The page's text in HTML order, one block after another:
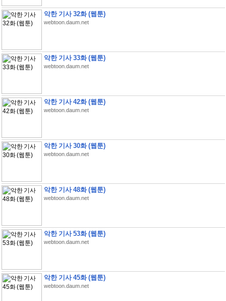
악한 기사 32화 (웹툰)
webtoon.daum.net
악한 기사 33화 (웹툰)
webtoon.daum.net
악한 기사 42화 (웹툰)
webtoon.daum.net
악한 기사 30화 (웹툰)
webtoon.daum.net
악한 기사 48화 (웹툰)
webtoon.daum.net
악한 기사 53화 (웹툰)
webtoon.daum.net
악한 기사 45화 (웹툰)
webtoon.daum.net